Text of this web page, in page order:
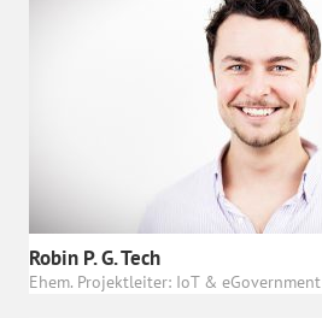
Robin P. G. Tech
Ehem. Projektleiter: IoT & eGovernment